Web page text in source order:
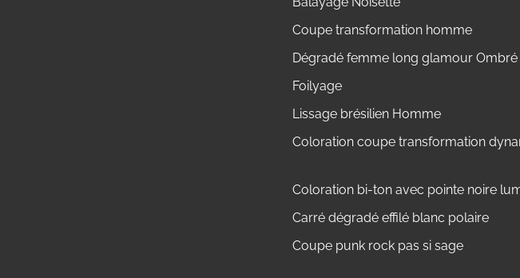
Coupe transformation homme
Dégradé femme long glamour Ombré
Foilyage
Lissage brésilien Homme
Coloration coupe transformation
Coloration bi-ton avec pointe noire
Carré dégradé effilé blanc polaire
Coupe punk rock pas si sage